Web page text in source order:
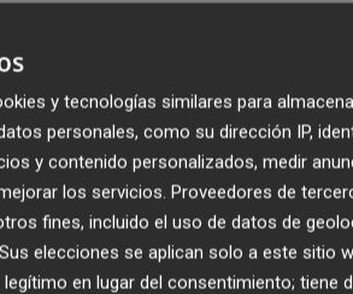
de baloncesto, Pau Gasol, el
y Manu Trigueros, del Villarreal, o
y futbolista, Pablo Hernández,
Latre.
diversas promesas de su
del Masters de Augusta en 2017,
la familia García en el Club de
y tecnologías similares para
personales, como su dirección IP,
y contenido personalizados, medir
los servicios. Proveedores de
fines, incluido el uso de datos de
elecciones se aplican solo a este sitio
en lugar del consentimiento; tiene